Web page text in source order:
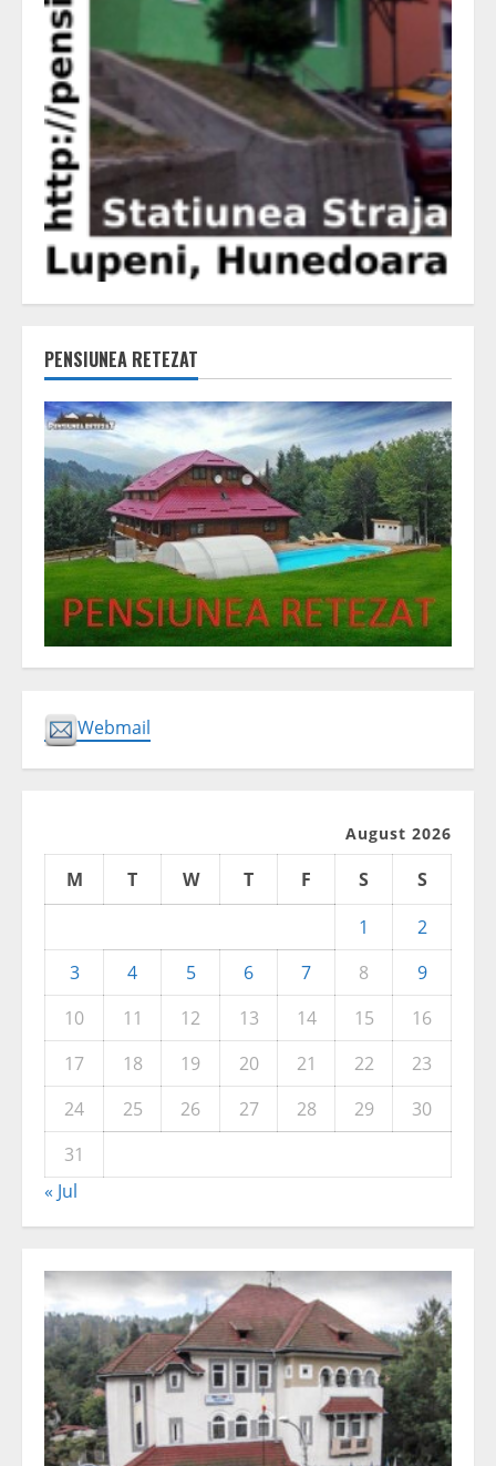
PENSIUNEA RETEZAT
Webmail
August 2026
M T W T F S
S
1
2
3
4 5 6 7 8
9
10
11 12 13 14 15
16
17
18 19 20 21 22
23
24
25 26 27 28 29
30
31
« Jul